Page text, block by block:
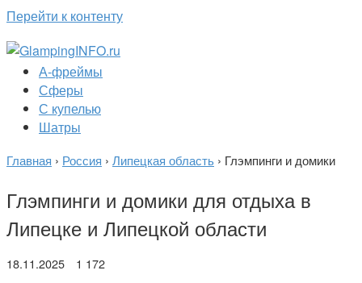
Перейти к контенту
А-фреймы
Сферы
С купелью
Шатры
Главная › Россия › Липецкая область › Глэмпинги и домики
Глэмпинги и домики для отдыха в
Липецке и Липецкой области
18.11.2025 1 172